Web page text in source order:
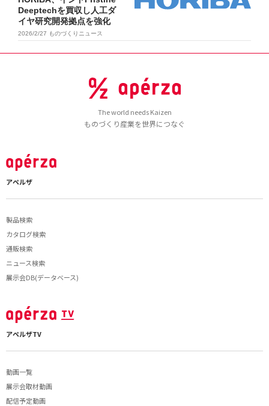
Deeptechを買収し人工ダ
イヤ研究開発拠点を強化
2026/2/27 ものづくりニュース
The world needs Kaizen
ものづくり産業を世界につなぐ
アペルザ
製品検索
カタログ検索
通販検索
ニュース検索
展示会DB(データベース)
アペルザTV
動画一覧
展示会取材動画
配信予定動画